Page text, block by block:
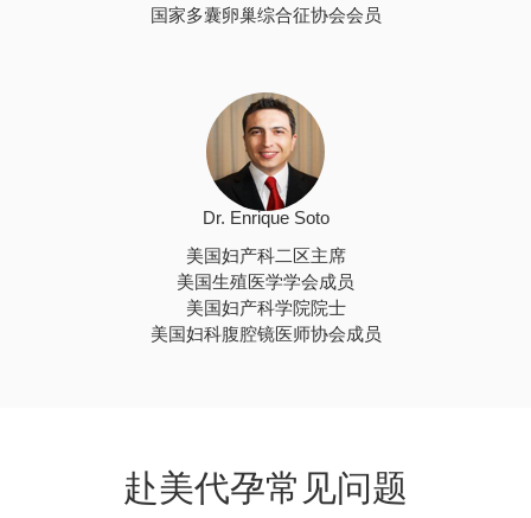
国家多囊卵巢综合征协会会员
Dr. Enrique Soto
美国妇产科二区主席
美国生殖医学学会成员
美国妇产科学院院士
美国妇科腹腔镜医师协会成员
赴美代孕常见问题